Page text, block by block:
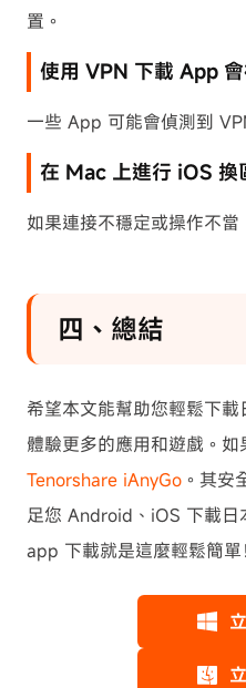
置。
使用 VPN 下載 App 會
一些 App 可能會偵測到
在 Mac 上進行 iOS 換
如果連接不穩定或操作不當
四、總結
希望本文能幫助您輕鬆下
體驗更多的應用和遊戲。
Tenorshare iAnyGo 。其安
足您 Android、iOS 下載
app 下載就是這麼輕鬆簡單！